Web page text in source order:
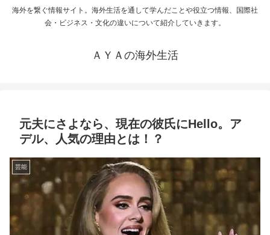
海外を繋ぐ情報サイト。海外生活を通して学んだことや役立つ情報、国際社
会・ビジネス・文化の違いについて紹介していきます。
ＡＹＡの海外生活
元夫にさよなら、現在の彼氏にHello。ア
デル、人気の理由とは！？
芸能